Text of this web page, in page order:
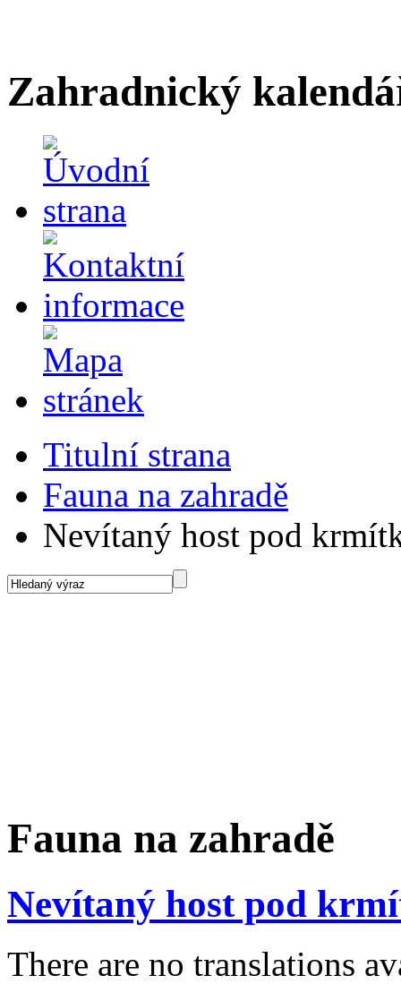
Zahradnický
Titulní strana
Fauna na zahradě
Nevítaný host pod
Fauna na zahradě
Nevítaný host pod
There are no translations